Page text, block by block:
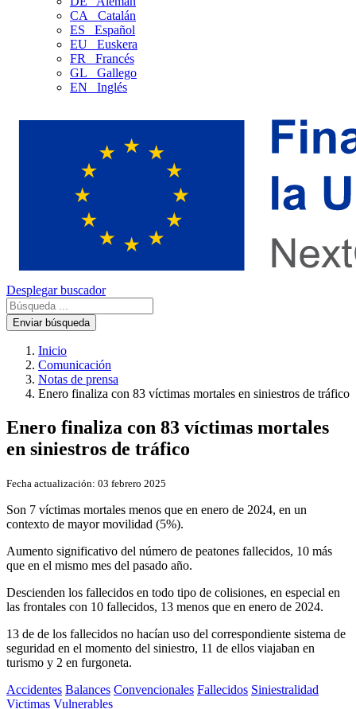
CA
Catalán
ES
Español
EU
Euskera
FR
Francés
GL
Gallego
EN
Inglés
Desplegar buscador
Enviar búsqueda
Inicio
Comunicación
Notas de prensa
Enero finaliza con 83 víctimas mortales en siniestros de tráfico
Enero finaliza con 83 víctimas mortales
en siniestros de tráfico
Fecha actualización: 03 febrero 2025
Son 7 víctimas mortales menos que en enero de 2024, en un
contexto de mayor movilidad (5%).
Aumento significativo del número de peatones fallecidos, 10 más
que en el mismo mes del pasado año.
Descienden los fallecidos en todo tipo de colisiones, en especial en
las frontales con 10 fallecidos, 13 menos que en enero de 2024.
13 de de los fallecidos no hacían uso del correspondiente sistema de
seguridad en el momento del siniestro, 11 de ellos viajaban en
turismo y 2 en furgoneta.
Accidentes Balances Convencionales Fallecidos Siniestralidad
Victimas Vulnerables